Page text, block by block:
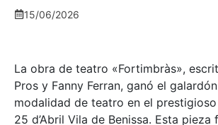
15/06/2026
La obra de teatro «Fortimbràs»,
Pros y Fanny Ferran, ganó el
modalidad de teatro en el prestigioso
25 d’Abril Vila de Benissa. Esta pieza